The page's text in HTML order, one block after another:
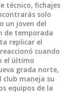
técnico, fichajes
solo
un joven del
de temporada
replicar el
cuando
el último
grada norte,
club maneja su
equipos de la